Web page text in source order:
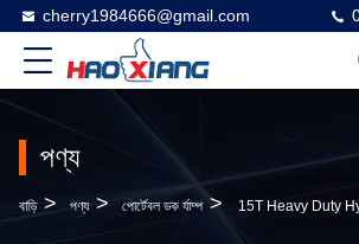
cherry1984666@gmail.com
পণ্য
বাড়ি > পণ্য > পোর্টেবল ডক র্যাম্প > 15T Heavy Duty Hydraulic Mobile Dock Ramp - Anti-Slip Diamond